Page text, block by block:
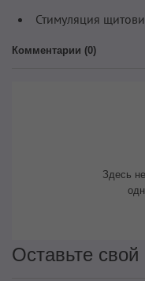
Стимуляция
Комментарии (0)
Здесь
Оставьте